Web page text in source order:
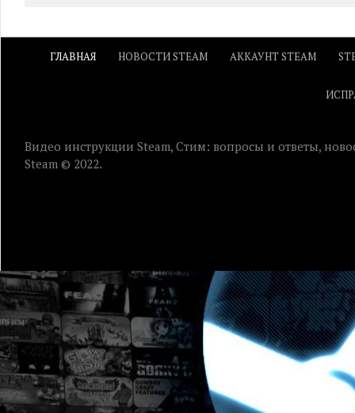
ГЛАВНАЯ НОВОСТИ STEAM АККАУНТ STEAM
Видео инструкции Steam, Стим: вопросы и ответы,
Steam © 2022.